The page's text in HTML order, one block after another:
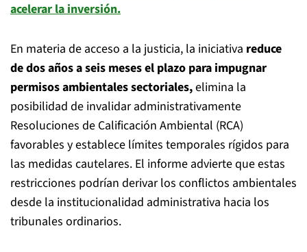
acelerar la inversión.
En materia de acceso a la justicia, la iniciativa reduce
de dos años a seis meses el plazo para impugnar
permisos ambientales sectoriales,elimina la
posibilidad de invalidar administrativamente
Resoluciones de Calificación Ambiental (RCA)
favorables y establece límites temporales rígidos para
las medidas cautelares. El informe advierte que estas
restricciones podrían derivar los conflictos ambientales
desde la institucionalidad administrativa hacia los
tribunales ordinarios.